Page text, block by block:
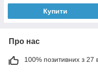
Купити
Про нас
100% позитивних з 27